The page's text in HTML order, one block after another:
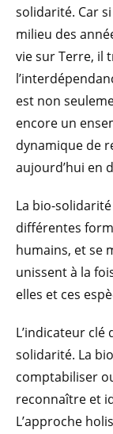
solidarité. Car
milieu des
vie sur Terre, il
est non
encore un
dynamique de
aujourd’hui en
La bio-
différentes
humains, et se
unissent à la
elles et ces
L’indicateur clé
solidarité. La
comptabiliser
reconnaître et
L’approche